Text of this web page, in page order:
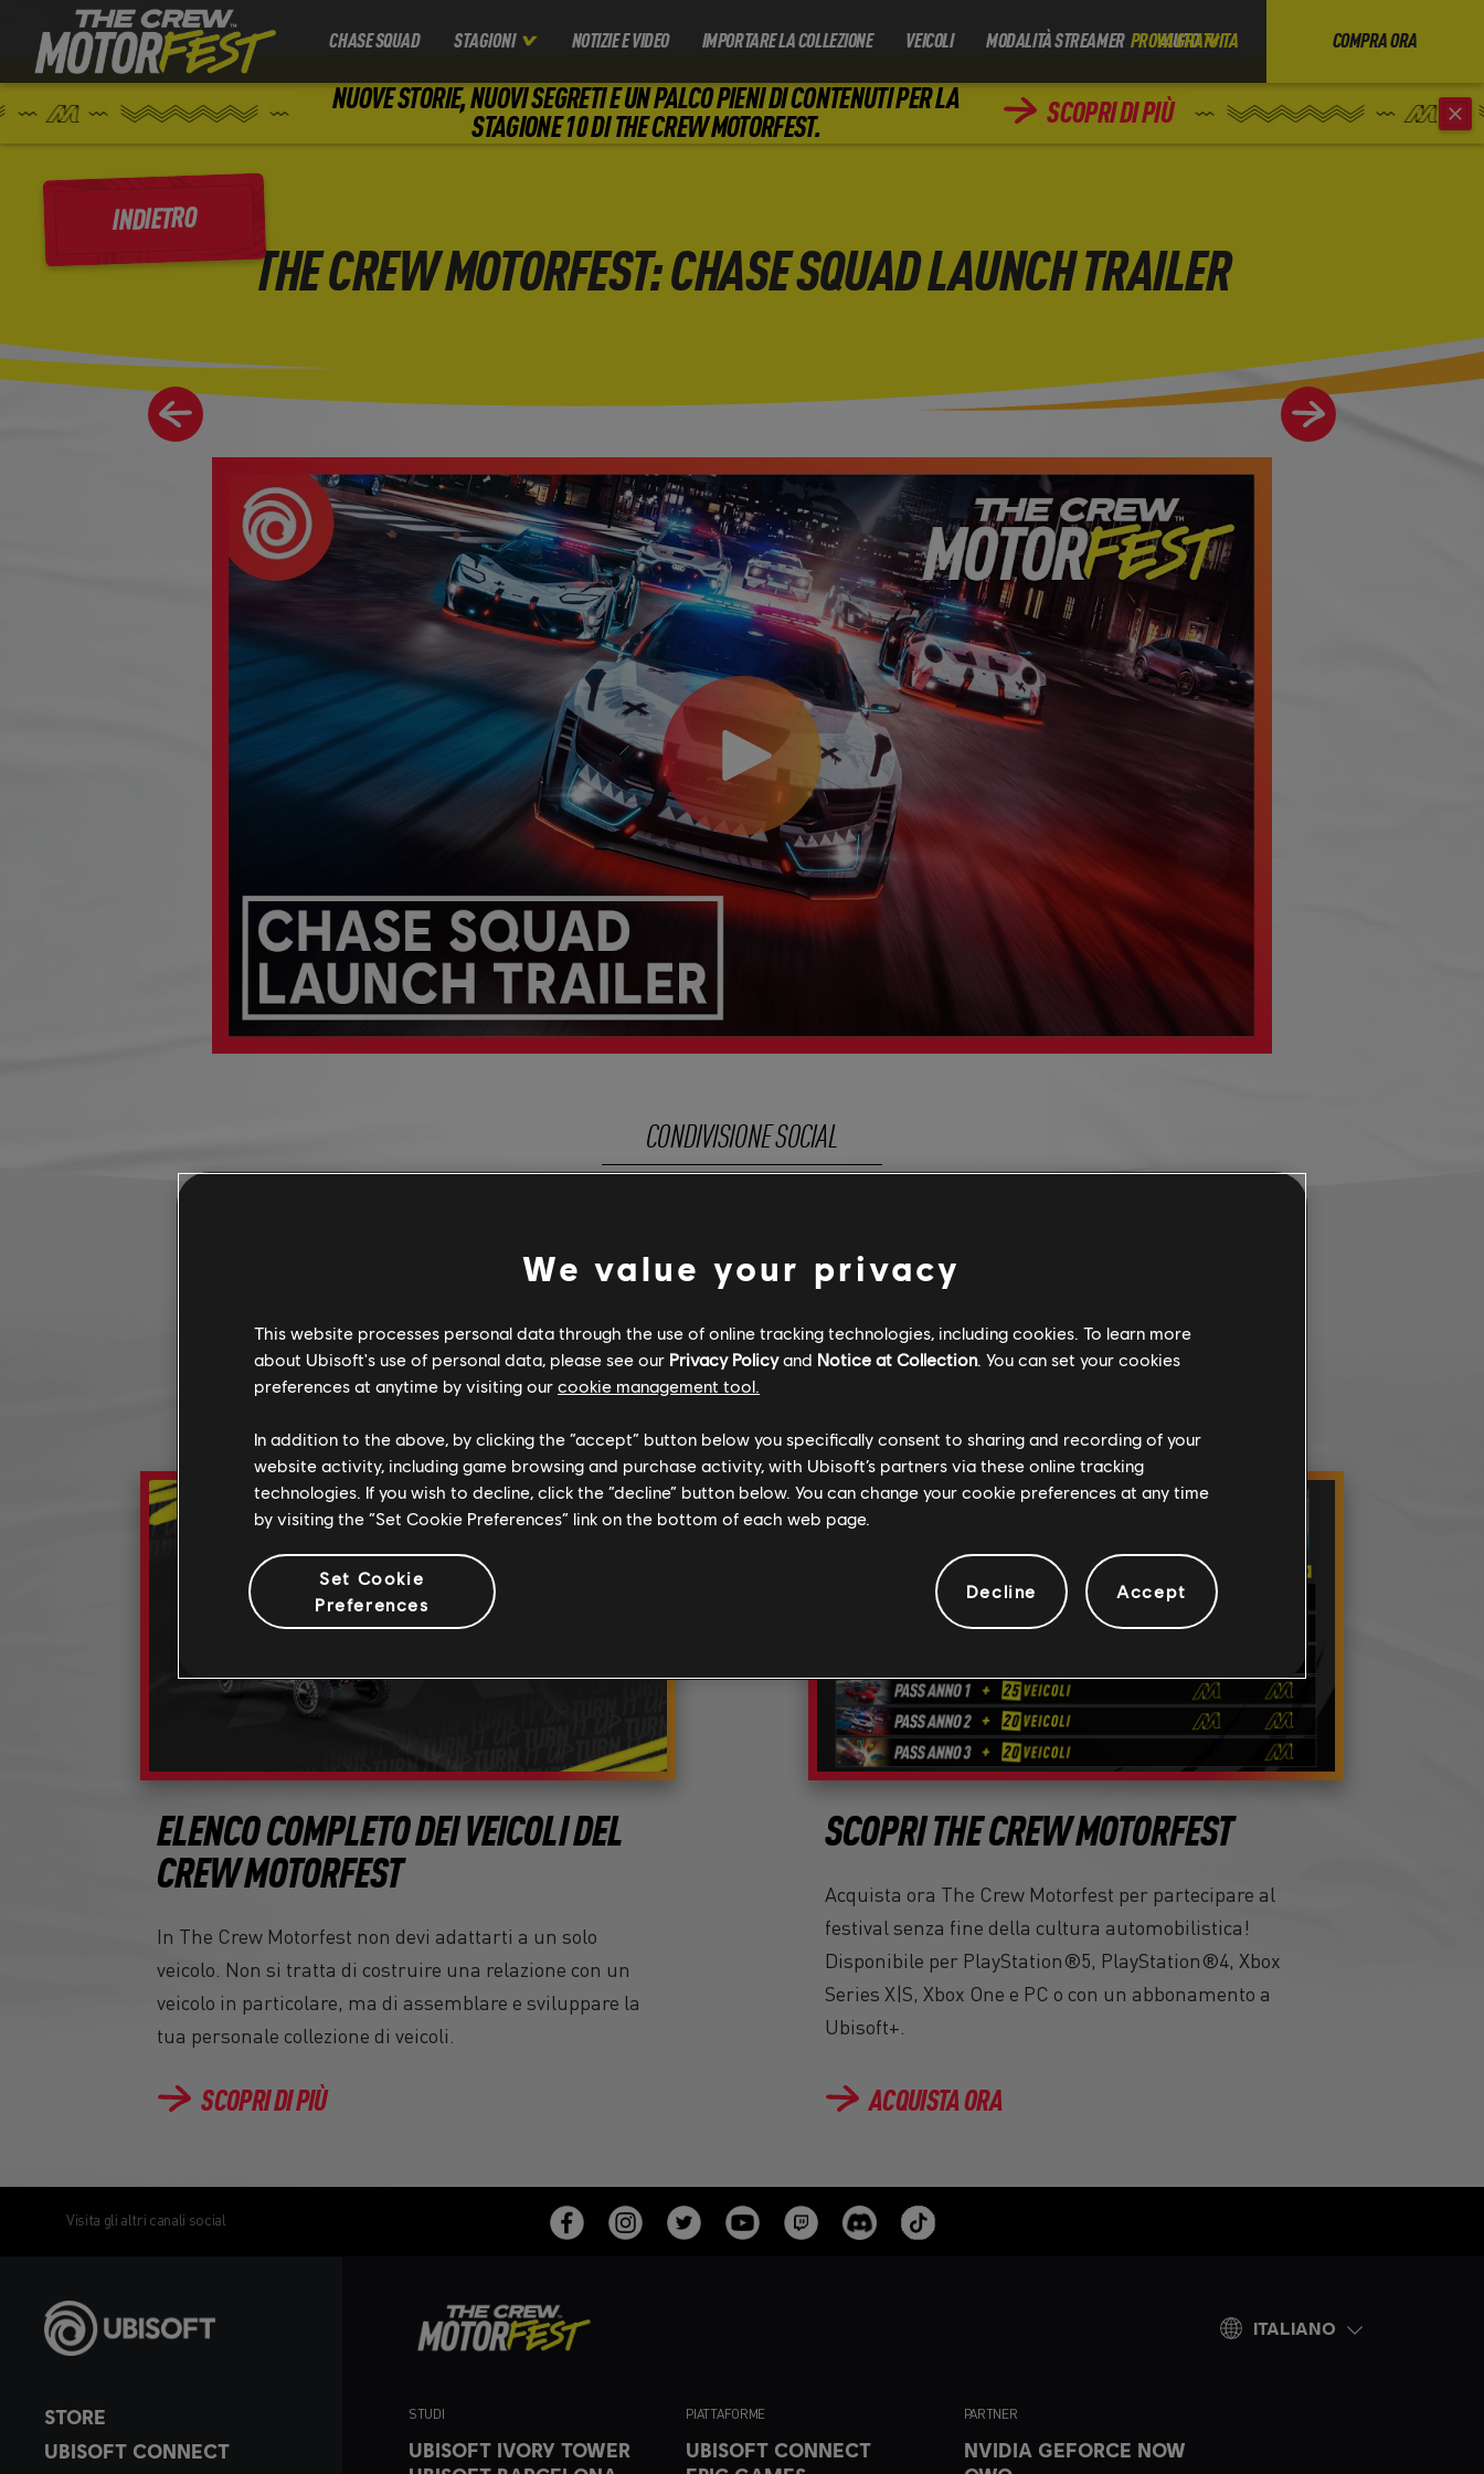
NUOVE STORIE, NUOVI SEGRETI E UN PALCO PIENI DI CONTENUTI PER LA
STAGIONE 10 DI THE CREW MOTORFEST.
SCOPRI DI PIÙ
CHASE SQUAD STAGIONI NOTIZIE E VIDEO IMPORTARE LA COLLEZIONE VEICOLI MODALITÀ STREAMER AIUTO
PROVA GRATUITA COMPRA ORA
INDIETRO
THE CREW MOTORFEST: CHASE SQUAD LAUNCH TRAILER
CONDIVISIONE SOCIAL
SCOPRI DI PIÙ
ELENCO COMPLETO DEI VEICOLI DEL
CREW MOTORFEST
In The Crew Motorfest non devi adattarti a un solo
veicolo. Non si tratta di costruire una relazione con un
veicolo in particolare, ma di assemblare e sviluppare la
tua personale collezione di veicoli.
SCOPRI DI PIÙ
SCOPRI THE CREW MOTORFEST
Acquista ora The Crew Motorfest per partecipare al
festival senza fine della cultura automobilistica!
Disponibile per PlayStation®5, PlayStation®4, Xbox
Series X|S, Xbox One e PC o con un abbonamento a
Ubisoft+.
ACQUISTA ORA
Visita gli altri canali social
STORE
UBISOFT CONNECT
STUDI
UBISOFT IVORY TOWER
PIATTAFORME
UBISOFT CONNECT
PARTNER
NVIDIA GEFORCE NOW
ITALIANO
We value your privacy
This website processes personal data through the use of online tracking technologies, including cookies. To learn more
about Ubisoft's use of personal data, please see our Privacy Policyand Notice at Collection. You can set your cookies
preferences at anytime by visiting our cookie management tool.
In addition to the above, by clicking the “accept” button below you specifically consent to sharing and recording of your
website activity, including game browsing and purchase activity, with Ubisoft’s partners via these online tracking
technologies. If you wish to decline, click the “decline” button below. You can change your cookie preferences at any time
by visiting the “Set Cookie Preferences” link on the bottom of each web page.
Set Cookie
Preferences
Decline Accept